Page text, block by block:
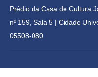
Prédio da Casa de Cultura
nº 159, Sala 5 | Cidade
05508-080